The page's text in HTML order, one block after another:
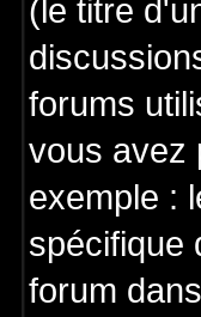
(le titre
forums
vous avez
exemple :
spécifique
forum